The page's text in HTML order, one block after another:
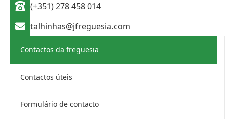
Contactos da freguesia
Contactos úteis
Formulário de contacto
(+351) 278 458 014
talhinhas@jfreguesia.com